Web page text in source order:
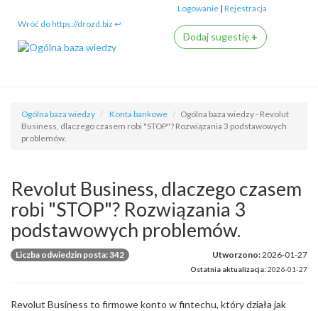
Wróć do https://drozd.biz ↩
Logowanie |Rejestracja
Dodaj sugestię +
Ogólna baza wiedzy Konta bankowe
Ogólna baza wiedzy - Revolut
Business, dlaczego czasem robi "STOP"? Rozwiązania 3 podstawowych
problemów.
Revolut Business, dlaczego czasem
robi "STOP"? Rozwiązania 3
podstawowych problemów.
Utworzono:2026-01-27
Ostatnia aktualizacja: 2026-01-27
Liczba odwiedzin posta: 342
Revolut Business to firmowe konto w fintechu, który działa jak